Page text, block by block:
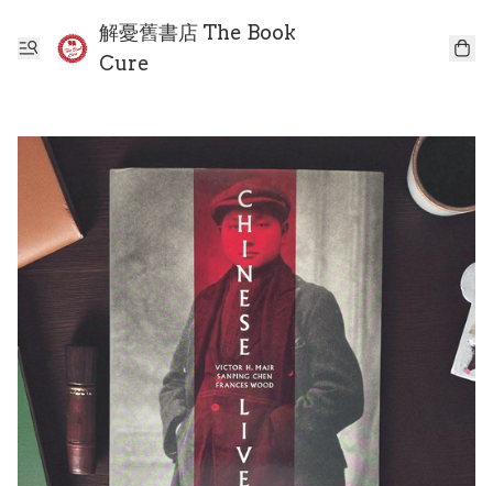
解憂舊書店 The Book
Cure